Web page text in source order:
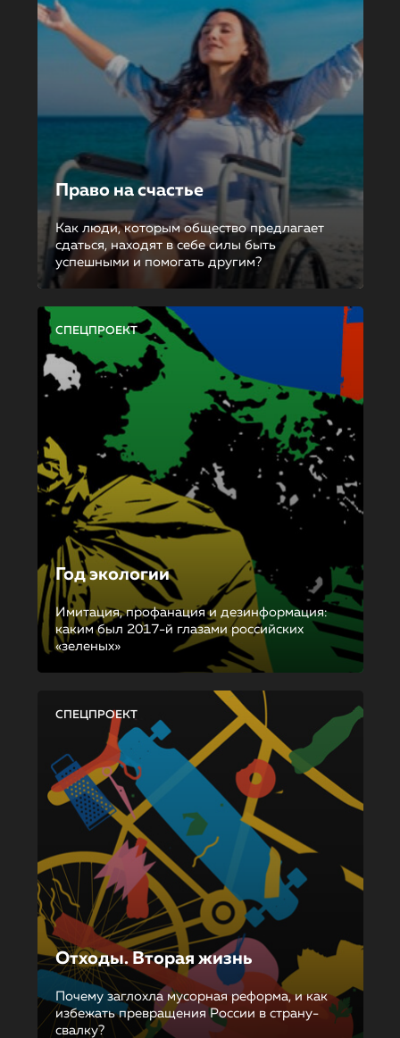
Право на счастье
Как люди, которым общество предлагает
сдаться, находят в себе силы быть
успешными и помогать другим?
СПЕЦПРОЕКТ
Год экологии
Имитация, профанация и дезинформация:
каким был 2017-й глазами российских
«зеленых»
СПЕЦПРОЕКТ
Отходы. Вторая жизнь
Почему заглохла мусорная реформа, и как
избежать превращения России в страну-
свалку?